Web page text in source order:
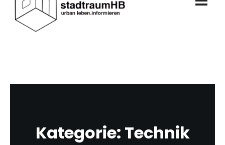
Kategorie: Technik